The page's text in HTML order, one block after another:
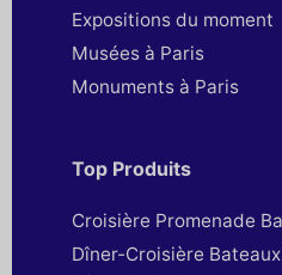
Expositions du moment
Musées à Paris
Monuments à Paris
Top Produits
Croisière Promenade
Dîner-Croisière